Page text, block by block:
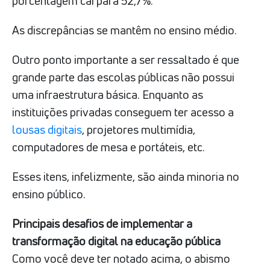
As discrepâncias se mantêm no ensino médio.
Outro ponto importante a ser ressaltado é que
grande parte das escolas públicas não possui
uma infraestrutura básica. Enquanto as
instituições privadas conseguem ter acesso a
lousas digitais, projetores multimídia,
computadores de mesa e portáteis, etc.
Esses itens, infelizmente, são ainda minoria no
ensino público.
Principais desafios de implementar a
transformação digital na educação pública
Como você deve ter notado acima, o abismo